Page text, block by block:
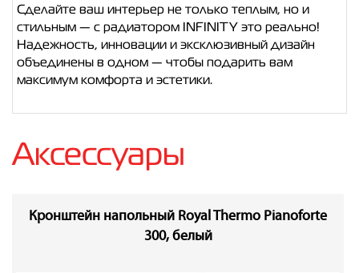
Сделайте ваш интерьер не только теплым, но и
стильным — с радиатором INFINITY это реально!
Надежность, инновации и эксклюзивный дизайн
объединены в одном — чтобы подарить вам
максимум комфорта и эстетики.
Аксессуары
Кронштейн напольный Royal Thermo Pianoforte
300, белый